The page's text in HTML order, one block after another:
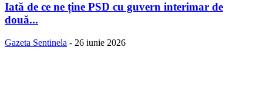
Iată de ce ne ține PSD cu guvern interimar de
două...
Gazeta Sentinela - 26 iunie 2026